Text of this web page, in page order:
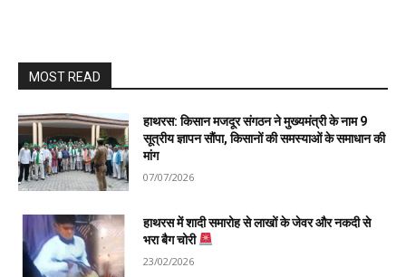
MOST READ
हाथरस: किसान मजदूर संगठन ने मुख्यमंत्री के नाम 9
सूत्रीय ज्ञापन सौंपा, किसानों की समस्याओं के समाधान की
मांग
07/07/2026
हाथरस में शादी समारोह से लाखों के जेवर और नकदी से
भरा बैग चोरी
23/02/2026